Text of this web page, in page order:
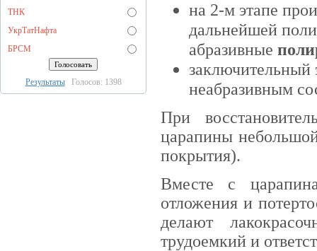
ТНК
УкрТатНафта
БРСМ
РезультатыГолосов: 1398
на 2-м этапе
дальнейшей
абразивные
заключительный
неабразивным
При
царапины
покрытия).
Вместе с
отложения и
делают
трудоемкий и